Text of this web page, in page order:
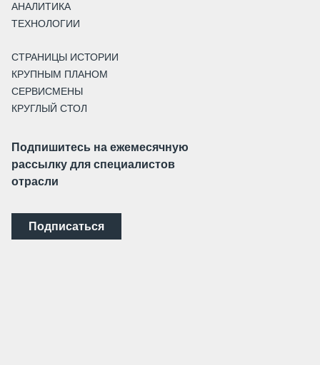
АНАЛИТИКА
ТЕХНОЛОГИИ
СТРАНИЦЫ ИСТОРИИ
КРУПНЫМ ПЛАНОМ
СЕРВИСМЕНЫ
КРУГЛЫЙ СТОЛ
Подпишитесь на ежемесячную
рассылку для специалистов
отрасли
Подписаться